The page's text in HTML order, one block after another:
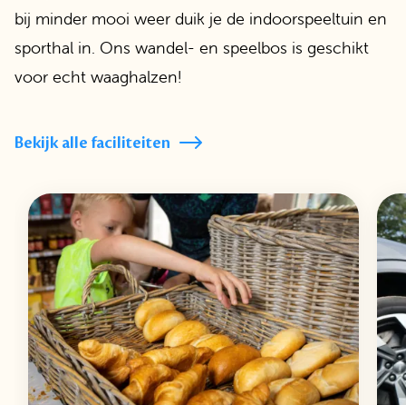
bij minder mooi weer duik je de indoorspeeltuin en
sporthal in. Ons wandel- en speelbos is geschikt
voor echt waaghalzen!
Bekijk alle faciliteiten